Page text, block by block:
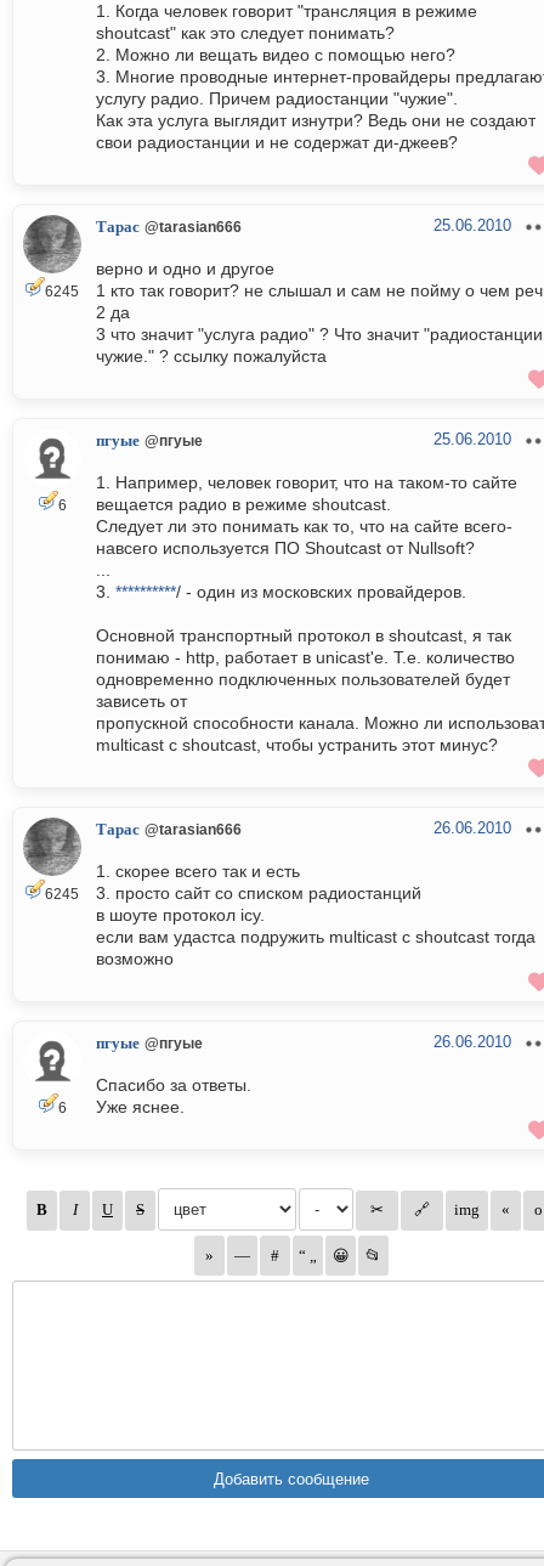
1. Когда человек говорит "трансляция в режиме
shoutcast" как это следует понимать?
2. Можно ли вещать видео с помощью него?
3. Многие проводные интернет-провайдеры
услугу радио. Причем радиостанции "чужие".
Как эта услуга выглядит изнутри? Ведь они не создают
свои радиостанции и не содержат ди-джеев?
6245
Тарас @tarasian666 25.06.2010
верно и одно и другое
1 кто так говорит? не слышал и сам не пойму о чем
2 да
3 что значит "услуга радио" ? Что значит "радиостанции
чужие." ? ссылку пожалуйста
6
пгуые @пгуые 25.06.2010
1. Например, человек говорит, что на таком-то сайте
вещается радио в режиме shoutcast.
Следует ли это понимать как то, что на сайте всего-
навсего используется ПО Shoutcast от Nullsoft?
3. **********/ - один из московских провайдеров.
Основной транспортный протокол в shoutcast, я так
понимаю - http, работает в unicast'е. Т.е. количество
одновременно подключенных пользователей будет
зависеть от
пропускной способности канала. Можно ли
multicast с shoutcast, чтобы устранить этот минус?
6245
Тарас @tarasian666 26.06.2010
1. скорее всего так и есть
3. просто сайт со списком радиостанций
в шоуте протокол icy.
если вам удастса подружить multicast с shoutcast тогда
возможно
6
пгуые @пгуые 26.06.2010
Спасибо за ответы.
Уже яснее.